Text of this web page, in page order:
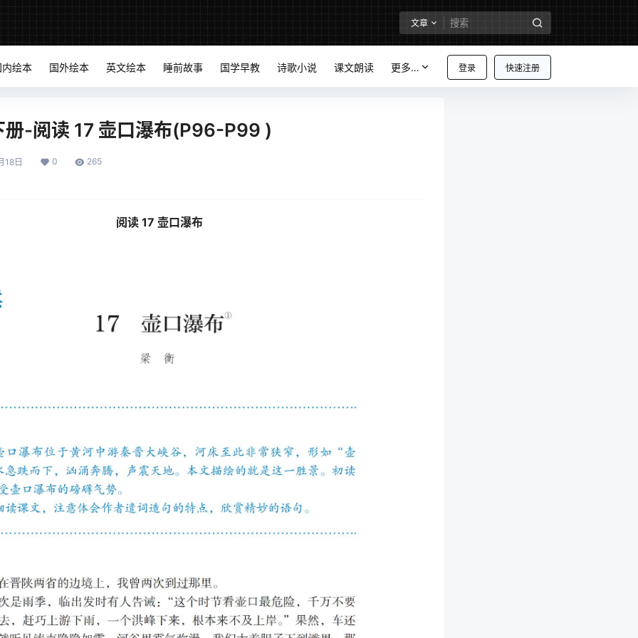
文章
登录 快速注册
内绘本 国外绘本 英文绘本 睡前故事 国学早教 诗歌小说 课文朗读 更多…
册-阅读 17 壶口瀑布(P96-P99 )
18日 0 265
阅读 17 壶口瀑布